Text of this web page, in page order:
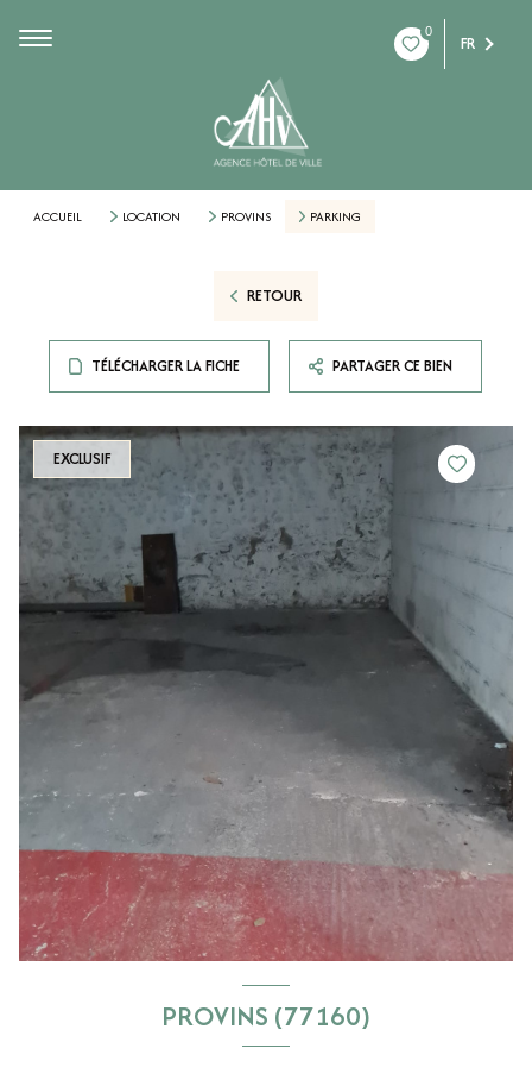
0
FR
ACCUEIL LOCATION PROVINS PARKING
RETOUR
TÉLÉCHARGER LA FICHE PARTAGER CE BIEN
EXCLUSIF
PROVINS (77160)